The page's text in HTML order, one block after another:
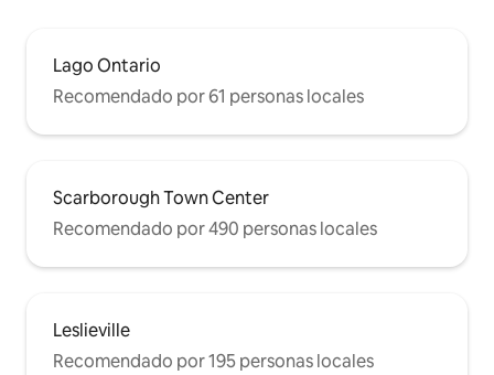
Lago Ontario
Recomendado por 61 personas locales
Scarborough Town Center
Recomendado por 490 personas locales
Leslieville
Recomendado por 195 personas locales